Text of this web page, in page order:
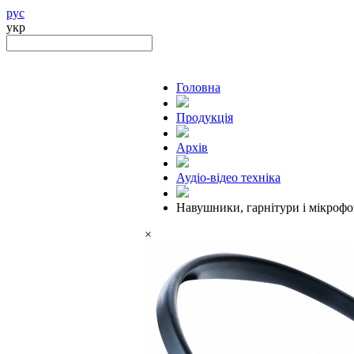
рус
укр
Головна
Продукцiя
Архів
Аудіо-відео техніка
Навушники, гарнітури і
×